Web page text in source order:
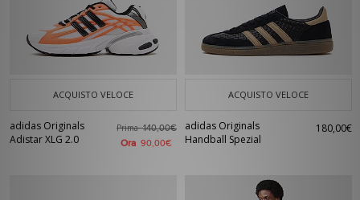
ACQUISTO VELOCE
adidas Originals
Adistar XLG 2.0
Prima140,00€
Ora 90,00€
ACQUISTO VELOCE
adidas Originals
Handball Spezial
180,00€